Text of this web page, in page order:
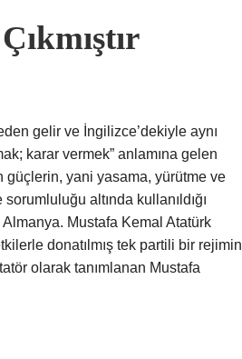
gelir ve İngilizce’dekiyle aynı
karar vermek” anlamına gelen
güçlerin, yani yasama, yürütme ve
altında kullanıldığı
Mustafa Kemal Atatürk
donatılmış tek partili bir rejimin
olarak tanımlanan Mustafa